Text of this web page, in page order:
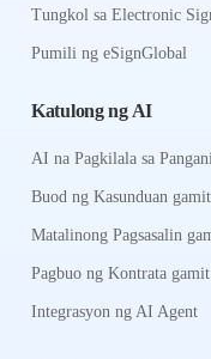
Tungkol sa Electronic
Pumili ng eSignGlobal
Katulong ng AI
AI na Pagkilala sa
Buod ng Kasunduan
Matalinong Pagsasalin
Pagbuo ng Kontrata
Integrasyon ng AI Agent